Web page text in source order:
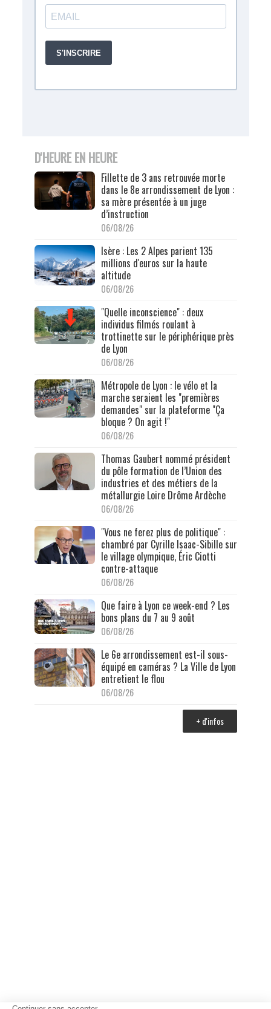
D'HEURE EN HEURE
Fillette de 3 ans retrouvée morte
dans le 8e arrondissement de Lyon :
sa mère présentée à un juge
d’instruction
06/08/26
Isère : Les 2 Alpes parient 135
millions d'euros sur la haute
altitude
06/08/26
"Quelle inconscience" : deux
individus filmés roulant à
trottinette sur le périphérique près
de Lyon
06/08/26
Métropole de Lyon : le vélo et la
marche seraient les "premières
demandes" sur la plateforme "Ça
bloque ? On agit !"
06/08/26
Thomas Gaubert nommé président
du pôle formation de l’Union des
industries et des métiers de la
métallurgie Loire Drôme Ardèche
06/08/26
"Vous ne ferez plus de politique" :
chambré par Cyrille Isaac-Sibille sur
le village olympique, Éric Ciotti
contre-attaque
06/08/26
Que faire à Lyon ce week-end ? Les
bons plans du 7 au 9 août
06/08/26
Le 6e arrondissement est-il sous-
équipé en caméras ? La Ville de Lyon
entretient le flou
06/08/26
+ d'infos